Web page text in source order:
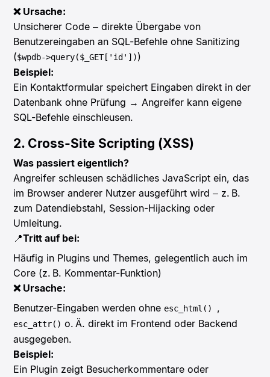
❌ Ursache:
Unsicherer Code – direkte Übergabe von
Benutzereingaben an SQL-Befehle ohne Sanitizing
($wpdb->query($_GET['id']))
Beispiel:
Ein Kontaktformular speichert Eingaben direkt in der
Datenbank ohne Prüfung → Angreifer kann eigene
SQL-Befehle einschleusen.
2. Cross-Site Scripting (XSS)
Was passiert eigentlich?
Angreifer schleusen schädliches JavaScript ein, das
im Browser anderer Nutzer ausgeführt wird – z. B.
zum Datendiebstahl, Session-Hijacking oder
Umleitung.
📍Tritt auf bei:
Häufig in Plugins und Themes, gelegentlich auch im
Core (z. B. Kommentar-Funktion)
❌ Ursache:
Benutzer-Eingaben werden ohne esc_html() ,
esc_attr() o. Ä. direkt im Frontend oder Backend
ausgegeben.
Beispiel:
Ein Plugin zeigt Besucherkommentare oder